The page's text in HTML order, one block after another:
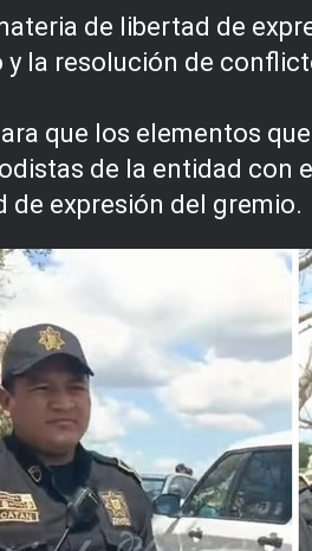
de libertad de
la resolución de
que los elementos
de la entidad con
de expresión del gremio.